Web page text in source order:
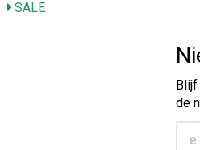
SALE
de